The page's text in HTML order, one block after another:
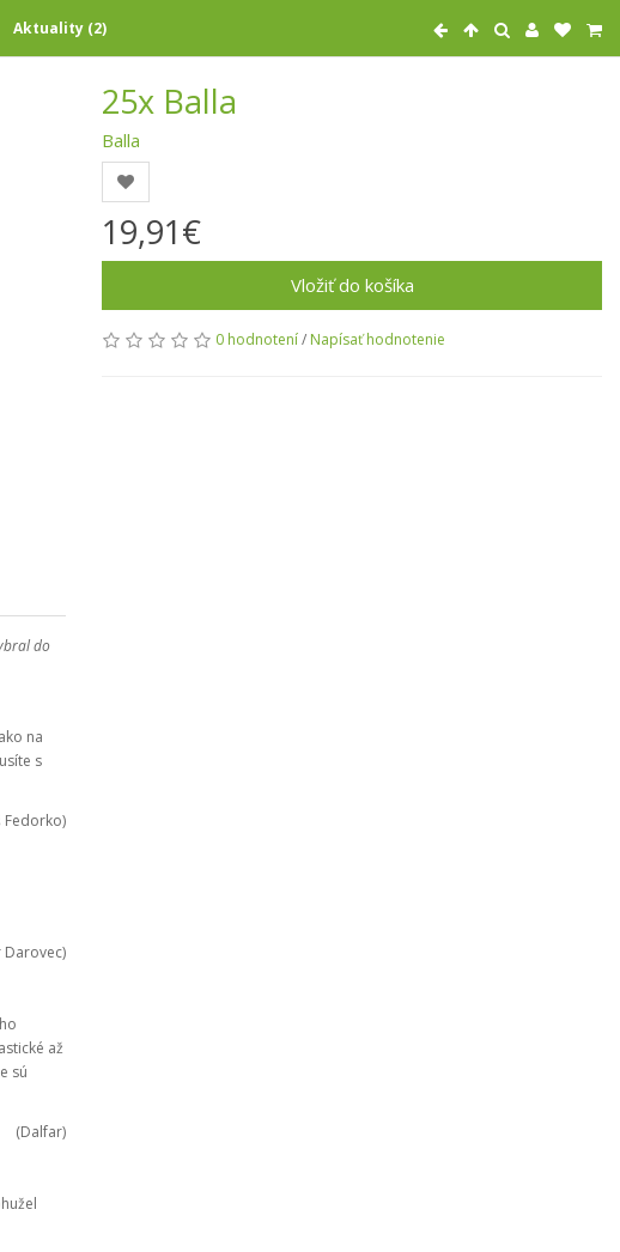
Aktuality (2)
do
na
s
Fedorko)
Darovec)
až
sú
(Dalfar)
25x Balla
Balla
19,91€
Vložiť do košíka
0 hodnotení/ Napísať hodnotenie